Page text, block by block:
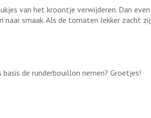
van het kroontje verwijderen. Dan
smaak. Als de tomaten lekker zacht
de runderbouillon nemen? Groetjes!